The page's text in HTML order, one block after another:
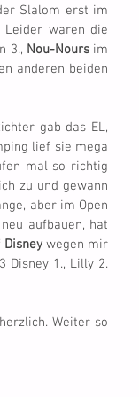
Slalom erst im
Leider waren die
3., Nou-Nours im
anderen beiden
gab das EL,
lief sie mega
mal so richtig
zu und gewann
aber im Open
aufbauen, hat
Disney wegen mir
Disney 1., Lilly 2.
Weiter so